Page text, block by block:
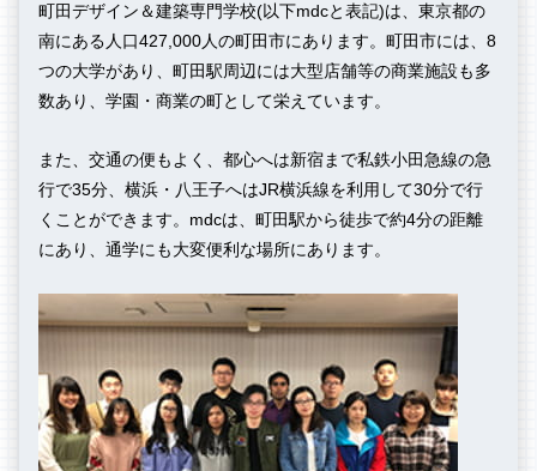
町田デザイン＆建築専門学校(以下mdcと表記)は、東京都の
南にある人口427,000人の町田市にあります。町田市には、8
つの大学があり、町田駅周辺には大型店舗等の商業施設も多
数あり、学園・商業の町として栄えています。
また、交通の便もよく、都心へは新宿まで私鉄小田急線の急
行で35分、横浜・八王子へはJR横浜線を利用して30分で行
くことができます。mdcは、町田駅から徒歩で約4分の距離
にあり、通学にも大変便利な場所にあります。